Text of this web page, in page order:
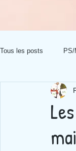
Tous les posts